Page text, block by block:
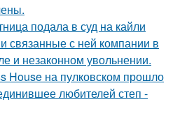
подала в суд на кайли
связанные с ней компании в
и незаконном увольнении.
House на пулковском прошло
любителей степ -